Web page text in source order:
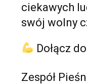
ciekawych
swój wolny
Dołącz
Zespół